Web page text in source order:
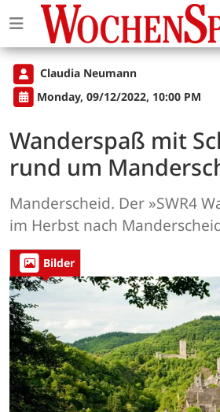
Claudia Neumann
Monday, 09/12/2022, 10:00 PM
Wanderspaß mit
rund um
Manderscheid. Der »SWR4
im Herbst nach
Bilder